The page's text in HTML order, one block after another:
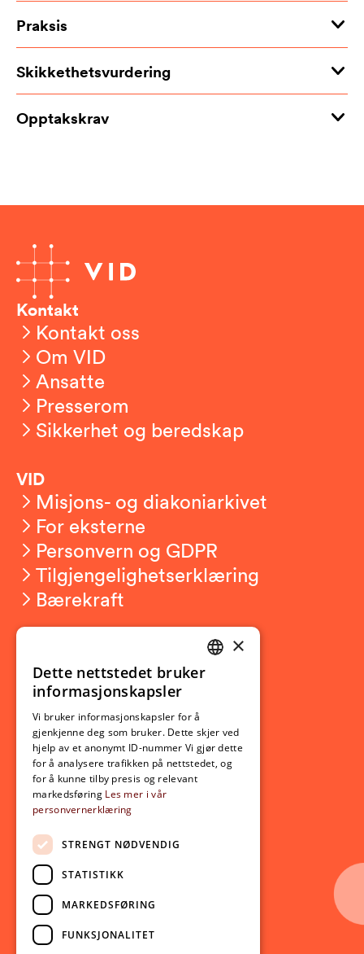
Praksis
Skikkethetsvurdering
Opptakskrav
Kontakt
Kontakt oss
Om VID
Ansatte
Presserom
Sikkerhet og beredskap
VID
Misjons- og diakoniarkivet
For eksterne
Personvern og GDPR
Tilgjengelighetserklæring
Bærekraft
Ny student
Utveksling
Opptak
Lov- og regelverk
Aktuelt
Nyheter
Arrangementer
Nyhetsbrev
Ledige stillinger
Følg oss på sosiale medier:
Facebook
NORWEGIAN
×
Dette nettstedet bruker
informasjonskapsler
Vi bruker informasjonskapsler for å
gjenkjenne deg som bruker. Dette skjer ved
hjelp av et anonymt ID-nummer Vi gjør dette
for å analysere trafikken på nettstedet, og
for å kunne tilby presis og relevant
markedsføring Les mer i vår
personvernerklæring
STRENGT NØDVENDIG
STATISTIKK
MARKEDSFØRING
FUNKSJONALITET